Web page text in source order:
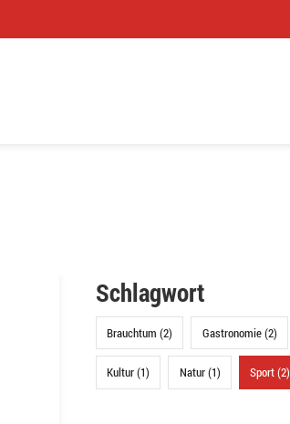
Schlagwort
Brauchtum (2) Gastronomie (2)
Kultur (1) Natur (1) Sport (2)